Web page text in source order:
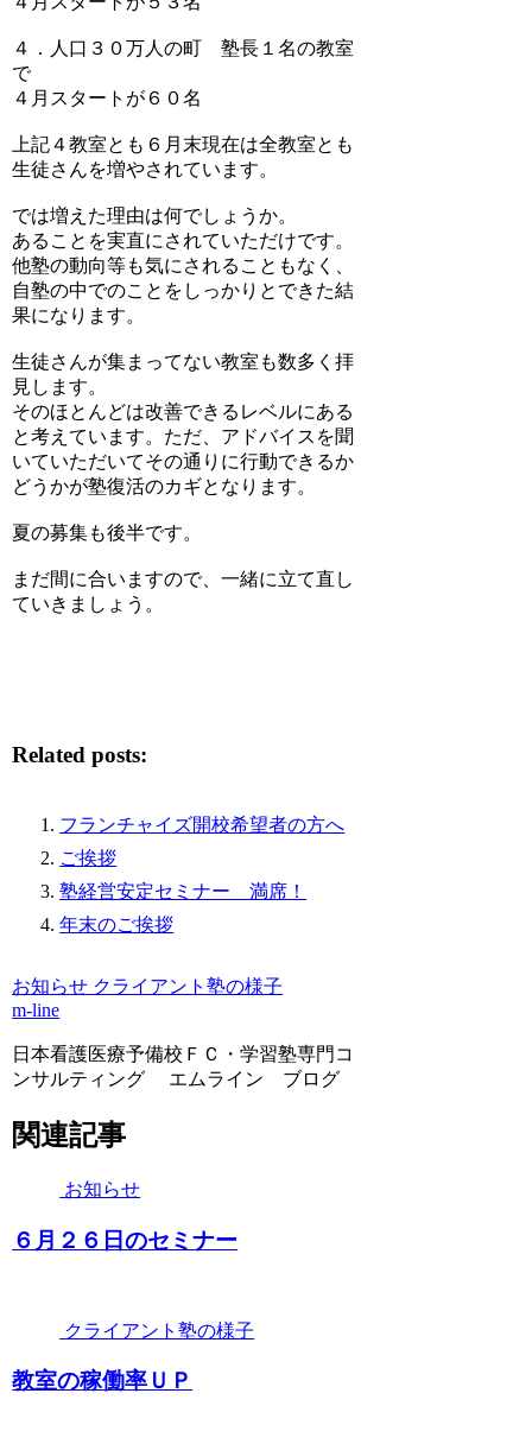
４．人口３０万人の町 塾長１名の教室
で
４月スタートが６０名
上記４教室とも６月末現在は全教室とも
生徒さんを増やされています。
では増えた理由は何でしょうか。
あることを実直にされていただけです。
他塾の動向等も気にされることもなく、
自塾の中でのことをしっかりとできた結
果になります。
生徒さんが集まってない教室も数多く拝
見します。
そのほとんどは改善できるレベルにある
と考えています。ただ、アドバイスを聞
いていただいてその通りに行動できるか
どうかが塾復活のカギとなります。
夏の募集も後半です。
まだ間に合いますので、一緒に立て直し
ていきましょう。
Related posts:
フランチャイズ開校希望者の方へ
ご挨拶
塾経営安定セミナー 満席！
年末のご挨拶
お知らせ クライアント塾の様子
m-line
日本看護医療予備校ＦＣ・学習塾専門コ
ンサルティング エムライン ブログ
関連記事
お知らせ
６月２６日のセミナー
クライアント塾の様子
教室の稼働率ＵＰ